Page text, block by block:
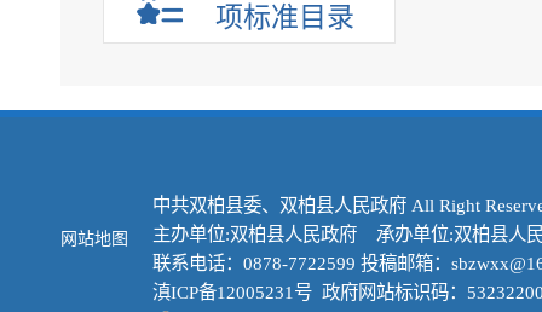
项标准目录
网站地图
中共双柏县委、双柏县人民政府 All Right
主办单位:双柏县人民政府 承办单位:双柏县人
联系电话：0878-7722599 投稿邮箱：
滇ICP备12005231号 政府网站标识码：